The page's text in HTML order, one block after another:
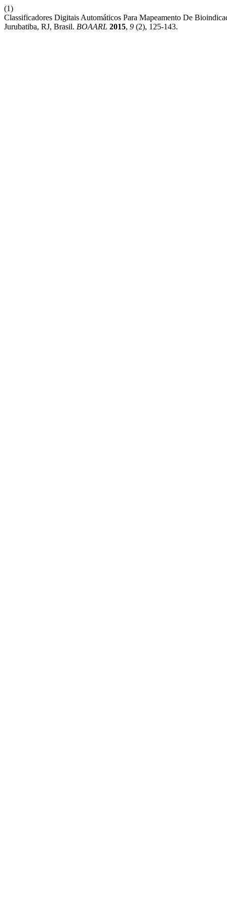
(1)
Classificadores Digitais Automáticos Para Mapeamento De
Jurubatiba, RJ, Brasil. BOAARL 2015, 9 (2), 125-143.